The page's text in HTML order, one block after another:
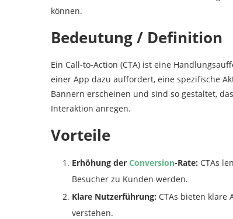
können.
Bedeutung / Definition
Ein Call-to-Action (CTA) ist eine
einer App dazu auffordert, eine spezifische
Bannern erscheinen und sind so gestaltet,
Interaktion anregen.
Vorteile
Erhöhung der Conversion-Rate: CTAs
Besucher zu Kunden werden.
Klare Nutzerführung: CTAs bieten klare
verstehen.